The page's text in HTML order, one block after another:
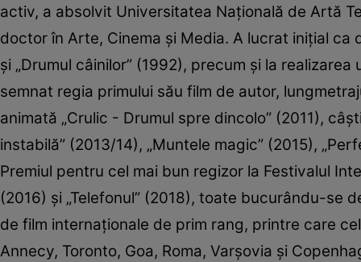
activ, a absolvit Universitatea Naţională de Artă
doctor în Arte, Cinema şi Media. A lucrat iniţial ca
şi „Drumul câinilor” (1992), precum şi la
semnat regia primului său film de autor,
animată „Crulic - Drumul spre dincolo” (2011),
instabilă” (2013/14), „Muntele magic” (2015),
Premiul pentru cel mai bun regizor la Festivalul
(2016) şi „Telefonul” (2018), toate bucurându-
de film internaţionale de prim rang, printre care
Annecy, Toronto, Goa, Roma, Varşovia şi